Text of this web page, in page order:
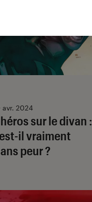
sur le divan :
il vraiment
peur ?
avr. 2024